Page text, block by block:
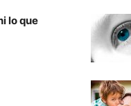
lo que